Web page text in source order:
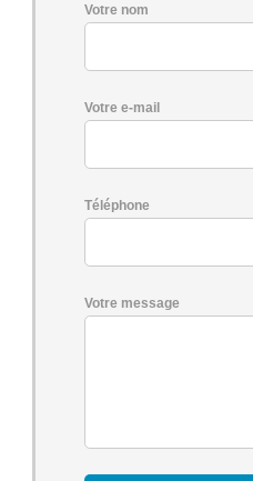
Votre nom
Votre e-mail
Téléphone
Votre message